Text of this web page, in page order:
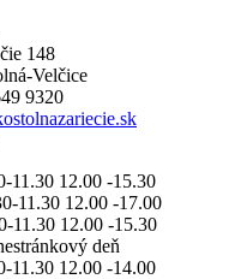
148
Velčice
9320
11.30 12.00 -15.30
12.00 -17.00
12.00 -15.30
deň
12.00 -14.00